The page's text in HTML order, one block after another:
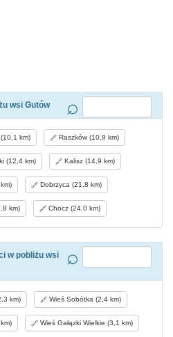
wsi Gutów
km) Raszków (10,9 km)
(12,4 km) Kalisz (14,9 km)
Dobrzyca (21,8 km)
km) Chocz (24,0 km)
w pobliżu wsi
km) Wieś Sobótka (2,4 km)
Wieś Gałązki Wielkie (3,1 km)